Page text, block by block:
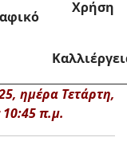
Χρήση
ημέρα Τετάρτη,
π.μ.